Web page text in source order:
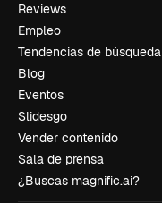
Reviews
Empleo
Tendencias de búsqueda
Blog
Eventos
Slidesgo
Vender contenido
Sala de prensa
¿Buscas magnific.ai?